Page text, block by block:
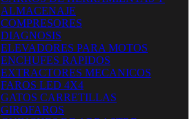
ALMACENAJE
COMPRESORES
DIAGNOSIS
ELEVADORES PARA MOTOS
ENCHUFES RAPIDOS
EXTRACTORES MECANICOS
FAROS LED 4X4
GATOS CARRETILLAS
GIROFAROS